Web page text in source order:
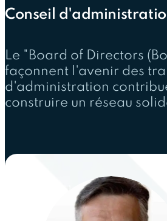
Conseil
Le "Board of Directors
façonnent l'avenir des
d'administration
construire un réseau